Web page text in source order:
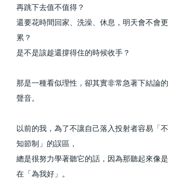
再跳下去值不值得？
還要花時間回家、洗澡、休息，明天會不會更
累？
是不是該趁還撐得住的時候收手？
那是一種看似理性，卻其實非常急著下結論的
聲音。
以前的我，為了不讓自己落入投射者容易「不
知節制」的誤區，
總是很努力學著聽它的話，因為那聽起來像是
在「為我好」。